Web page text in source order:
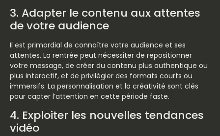
3. Adapter le contenu aux attentes
de votre audience
Il est primordial de connaître votre audience et ses
attentes. La rentrée peut nécessiter de repositionner
votre message, de créer du contenu plus authentique ou
plus interactif, et de privilégier des formats courts ou
immersifs. La personnalisation et la créativité sont clés
pour capter l’attention en cette période faste.
4. Exploiter les nouvelles tendances
vidéo